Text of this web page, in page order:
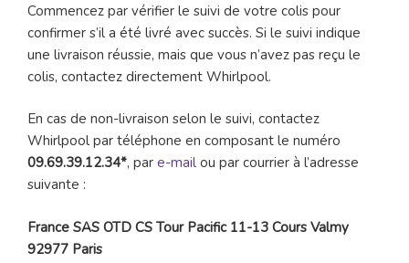
Commencez par vérifier le suivi de votre colis pour
confirmer s’il a été livré avec succès. Si le suivi indique
une livraison réussie, mais que vous n’avez pas reçu le
colis, contactez directement Whirlpool.
En cas de non-livraison selon le suivi, contactez
Whirlpool par téléphone en composant le numéro
09.69.39.12.34*, par e-mail ou par courrier à l’adresse
suivante :
France SAS OTD CS Tour Pacific 11-13 Cours Valmy
92977 Paris